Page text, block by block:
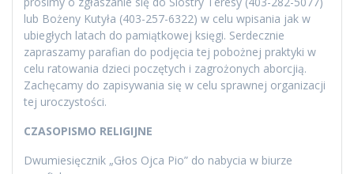
lub Bożeny Kutyła (403-257-6322) w celu wpisania jak w
ubiegłych latach do pamiątkowej księgi. Serdecznie
zapraszamy parafian do podjęcia tej pobożnej praktyki w
celu ratowania dzieci poczętych i zagrożonych aborcjią.
Zachęcamy do zapisywania się w celu sprawnej organizacji
tej uroczystości.
CZASOPISMO RELIGIJNE
Dwumiesięcznik „Głos Ojca Pio” do nabycia w biurze